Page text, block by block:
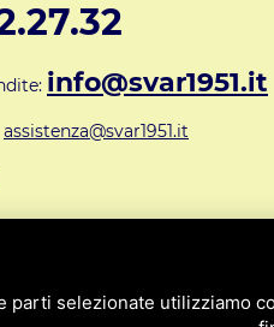
info@svar1951.it
assistenza@svar1951.it
n° 181 - 30172 Mestre VE
parti selezionate utilizziamo